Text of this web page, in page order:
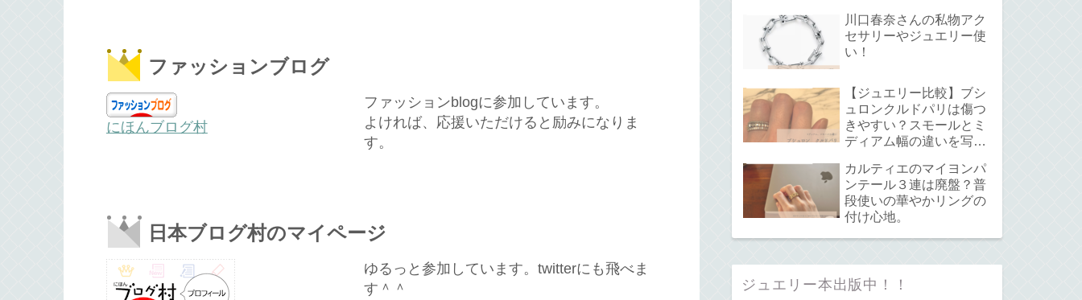
ファッションブログ
にほんブログ村
ファッションblogに参加しています。
よければ、応援いただけると励みになりま
す。
日本ブログ村のマイページ
ゆるっと参加しています。twitterにも飛べま
す＾＾
て。
川口春奈さんの私物アク
セサリーやジュエリー使
い！
【ジュエリー比較】ブシ
ュロンクルドパリは傷つ
きやすい？スモールとミ
ディアム幅の違いを写真
カルティエのマイヨンパ
ンテール３連は廃盤？普
段使いの華やかリングの
付け心地。
ジュエリー本出版中！！